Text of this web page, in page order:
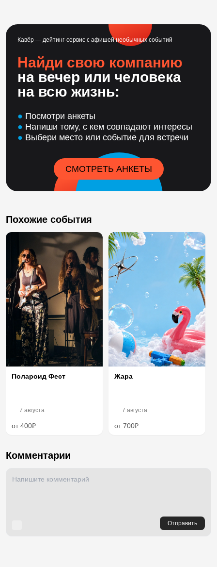
Кавёр — дейтинг-сервис с афишей необычных событий
Найди свою компанию
на вечер или человека
на всю жизнь:
● Посмотри анкеты
● Напиши тому, с кем совпадают интересы
● Выбери место или событие для встречи
СМОТРЕТЬ АНКЕТЫ
Похожие события
Полароид Фест
7 августа
от 400₽
Жара
7 августа
от 700₽
Комментарии
Отправить